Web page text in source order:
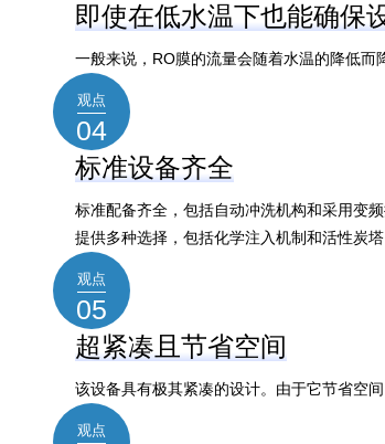
即使在低水温下也能确保
一般来说，RO膜的流量会随着水温的降低而
观点
04
标准设备齐全
标准配备齐全，包括自动冲洗机构和采用变
提供多种选择，包括化学注入机制和活性炭
观点
05
超紧凑且节省空间
该设备具有极其紧凑的设计。由于它节省空
观点